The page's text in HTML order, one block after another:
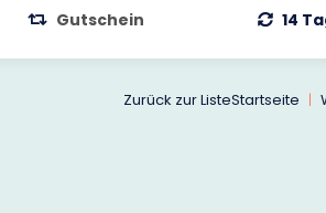
Gutschein
14
Zurück zur ListeStartseite